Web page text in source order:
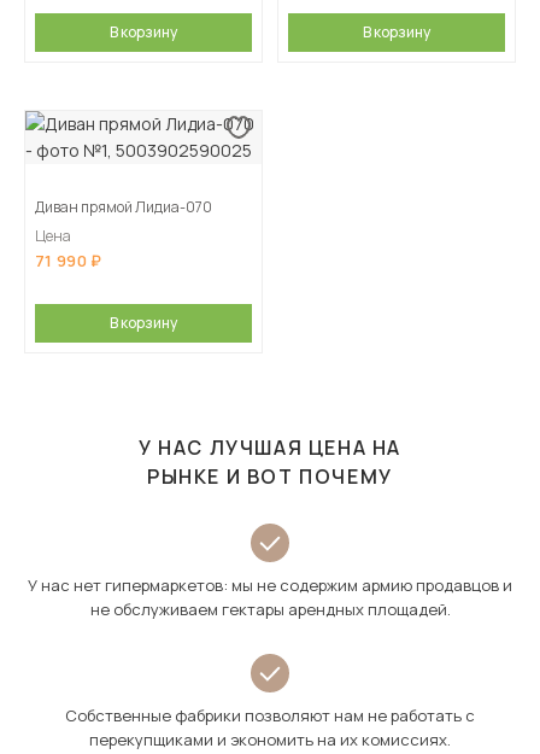
В корзину В корзину
Диван прямой Лидиа-070
Цена
71 990
В корзину
У НАС ЛУЧШАЯ ЦЕНА НА
РЫНКЕ И ВОТ ПОЧЕМУ
У нас нет гипермаркетов: мы не содержим армию продавцов и
не обслуживаем гектары арендных площадей.
Собственные фабрики позволяют нам не работать с
перекупщиками и экономить на их комиссиях.